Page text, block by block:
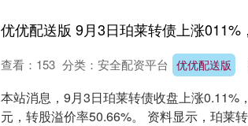
优优配送版
查看： 153 分类： 安全配资平台
本站消息，9月3日珀莱转债收盘上涨0.11%
元，转股溢价率50.66%。 资料显示，珀莱